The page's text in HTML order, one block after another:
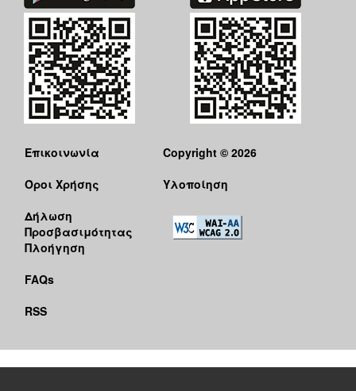
Επικοινωνία
Όροι Χρήσης
Δήλωση
Προσβασιμότητας
Πλοήγηση
FAQs
RSS
Copyright © 2026
Υλοποίηση